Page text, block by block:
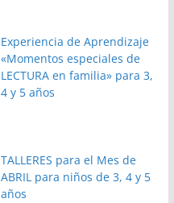
Experiencia de Aprendizaje
«Momentos especiales de
LECTURA en familia» para 3,
4 y 5 años
TALLERES para el Mes de
ABRIL para niños de 3, 4 y 5
años